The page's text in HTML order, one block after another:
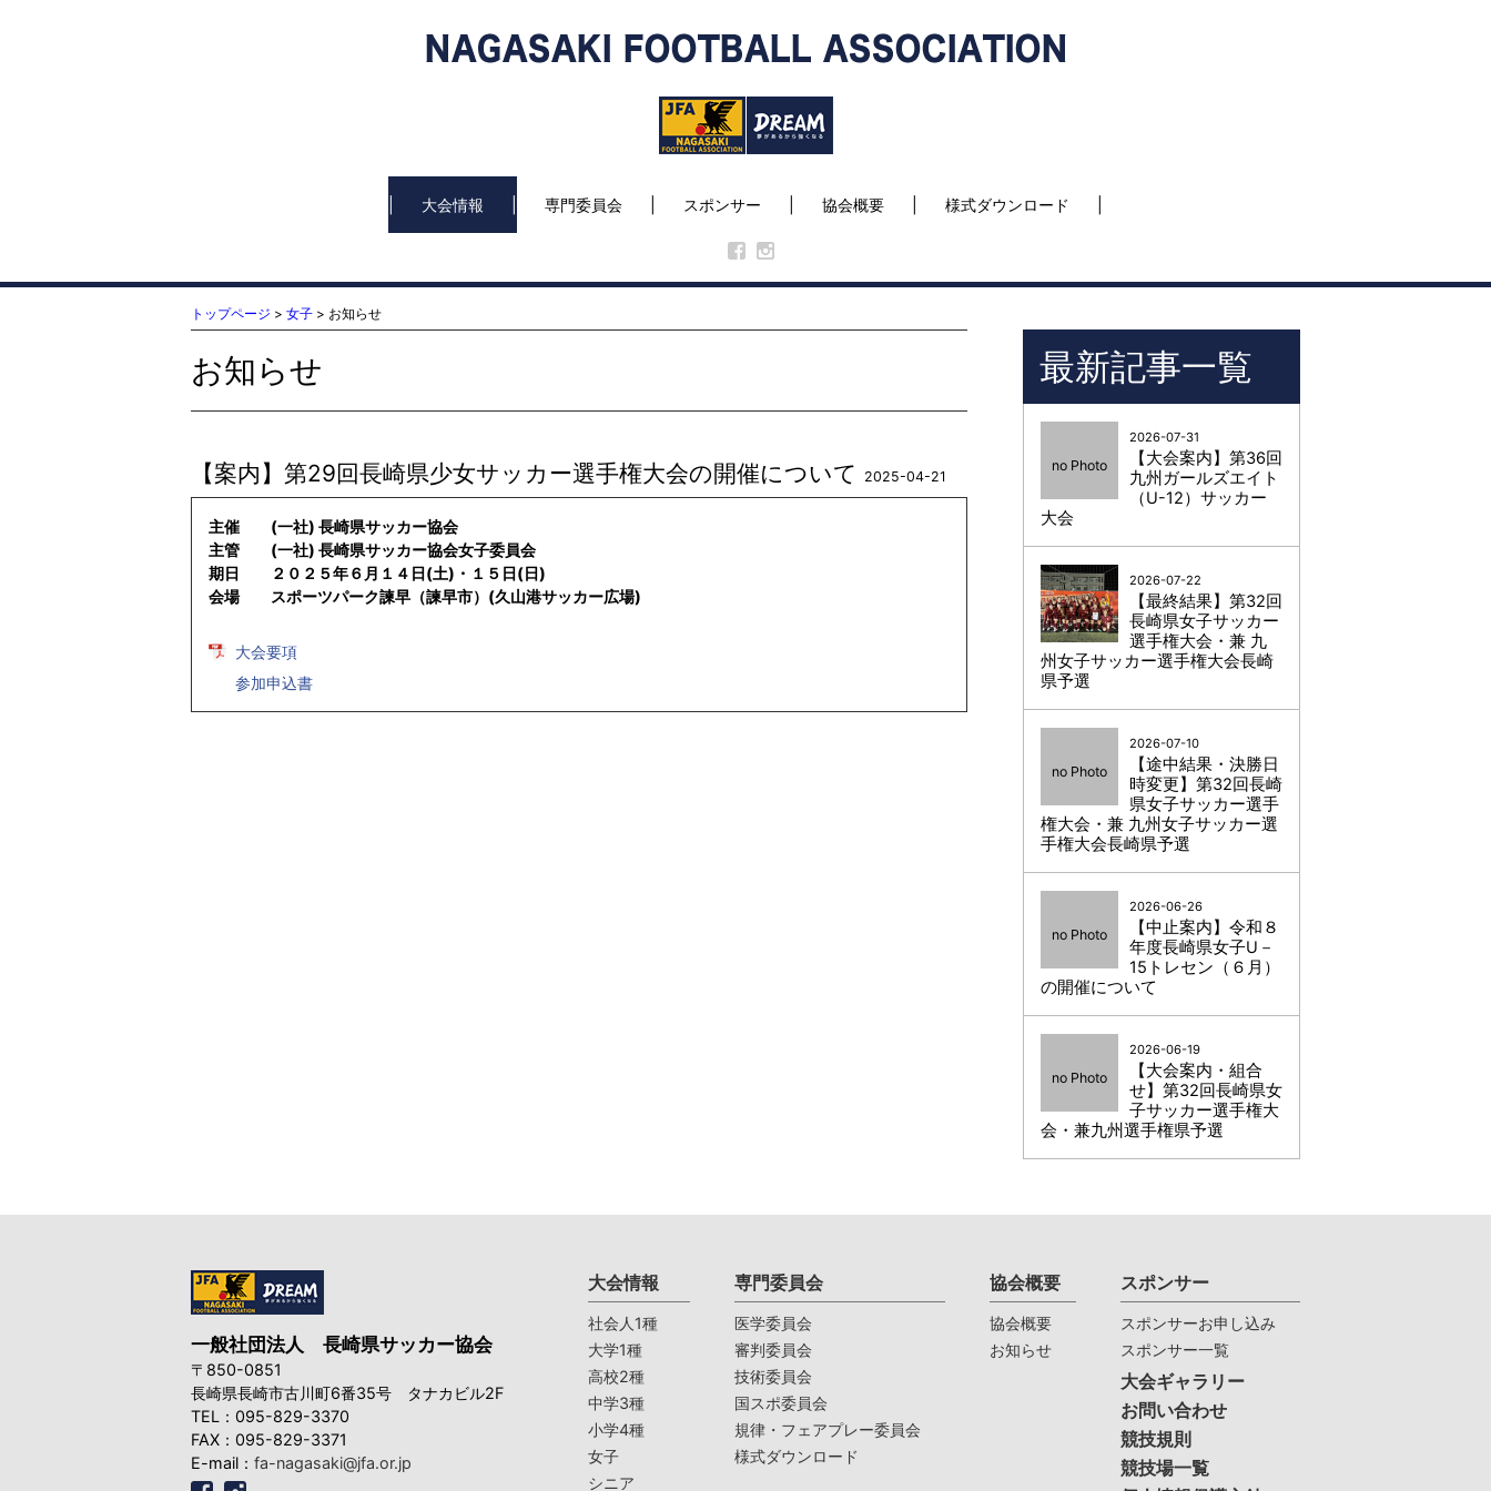
大会情報 専門委員会 スポンサー 協会概要 様式ダウンロード
トップページ > 女子 > お知らせ
お知らせ
【案内】第29回長崎県少女サッカー選手権大会の開催について 2025-04-21
主催 (一社) 長崎県サッカー協会
主管 (一社) 長崎県サッカー協会女子委員会
期日 ２０２５年６月１４日(土)・１５日(日)
会場 スポーツパーク諫早（諫早市）(久山港サッカー広場)
大会要項
参加申込書
最新記事一覧
no Photo
2026-07-31
【大会案内】第36回
九州ガールズエイト
（U-12）サッカー
大会
2026-07-22
【最終結果】第32回
長崎県女子サッカー
選手権大会・兼 九
州女子サッカー選手権大会長崎
県予選
no Photo
2026-07-10
【途中結果・決勝日
時変更】第32回長崎
県女子サッカー選手
権大会・兼 九州女子サッカー選
手権大会長崎県予選
no Photo
2026-06-26
【中止案内】令和８
年度長崎県女子U－
15トレセン（６月）
の開催について
no Photo
2026-06-19
【大会案内・組合
せ】第32回長崎県女
子サッカー選手権大
会・兼九州選手権県予選
一般社団法人 長崎県サッカー協会
〒850-0851
長崎県長崎市古川町6番35号
タナカビル2F
TEL：095-829-3370
FAX：095-829-3371
E-mail： fa-nagasaki@jfa.or.jp
大会情報
社会人1種
大学1種
高校2種
中学3種
小学4種
女子
シニア
専門委員会
医学委員会
審判委員会
技術委員会
国スポ委員会
規律・フェアプレー委員会
様式ダウンロード
協会概要
協会概要
お知らせ
スポンサー
スポンサーお申し込み
スポンサー一覧
大会ギャラリー
お問い合わせ
競技規則
競技場一覧